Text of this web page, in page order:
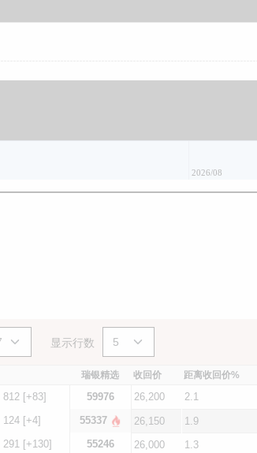
2026/08
显示行数
瑞银精选 收回价 距离收回价%
812 [+83] 59976 26,200 2.1
124 [+4] 55337 26,150 1.9
291 [+130] 55246 26,000 1.3